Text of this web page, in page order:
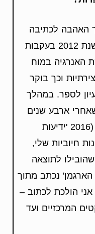
האהבה לכתיבה
ספרותית מקצועית התחילה בשנת 2012 בעקבות
האנרגיה במוח
וכך בוקר
לספר. במהלך
עמודים שאחרי ארבע שנים
הפכו לספרי הראשון 'המובחר' (2016 'ידיעות
חיוביות שלי,
לתוצאה
נכתב מתוך
הולכת לכתוב –
המרכזיים ועד